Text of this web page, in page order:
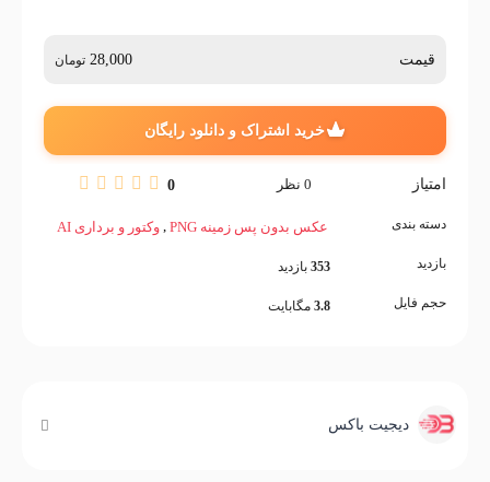
قیمت 28,000 تومان
خرید اشتراک و دانلود رایگان
امتیاز 0 نظر 0
دسته بندی
بازدید
حجم فایل
عکس بدون پس زمینه PNG , وکتور و برداری AI
353 بازدید
3.8 مگابایت
دیجیت باکس